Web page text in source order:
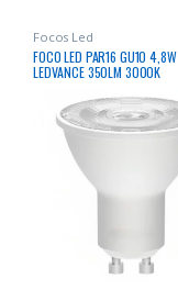
Focos Led
FOCO LED PAR16 GU10 4,8W
LEDVANCE 350LM 3000K